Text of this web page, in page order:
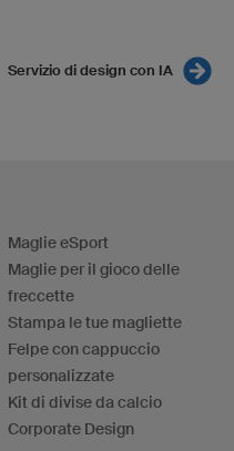
Servizio di design con IA
Maglie eSport
Maglie per il gioco delle
freccette
Stampa le tue magliette
Felpe con cappuccio
personalizzate
Kit di divise da calcio
Corporate Design